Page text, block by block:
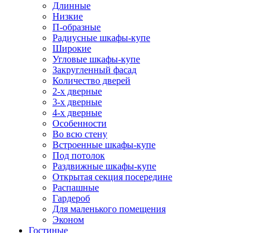
Длинные
Низкие
П-образные
Радиусные шкафы-купе
Широкие
Угловые шкафы-купе
Закругленный фасад
Количество дверей
2-х дверные
3-х дверные
4-х дверные
Особенности
Во всю стену
Встроенные шкафы-купе
Под потолок
Раздвижные шкафы-купе
Открытая секция посередине
Распашные
Гардероб
Для маленького помещения
Эконом
Гостиные